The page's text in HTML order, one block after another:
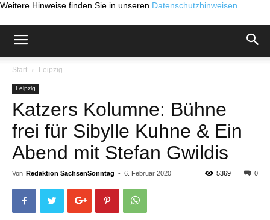
Weitere Hinweise finden Sie in unseren Datenschutzhinweisen
Start Leipzig
Leipzig
Katzers Kolumne: Bühne
frei für Sibylle Kuhne & Ein
Abend mit Stefan Gwildis
Von Redaktion SachsenSonntag - 6. Februar 2020 0
5369